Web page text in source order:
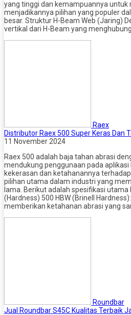
yang tinggi dan kemampuannya untuk
menjadikannya pilihan yang populer
besar. Struktur H-Beam Web (Jaring)
vertikal dari H-Beam yang
Raex
Distributor Raex 500 Super Keras Dan
11 November 2024
Raex 500 adalah baja tahan abrasi
mendukung penggunaan pada aplikasi
kekerasan dan ketahanannya
pilihan utama dalam industri yang
lama. Berikut adalah spesifikasi utama
(Hardness) 500 HBW (Brinell
memberikan ketahanan abrasi yang
Roundbar
Jual Roundbar S45C Kualitas Terbaik